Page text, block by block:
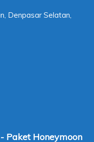
Denpasar Selatan,
Paket Honeymoon